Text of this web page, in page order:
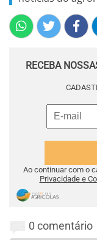
RECEBA
Ao continuar com o
Privacidade e
0 comentário